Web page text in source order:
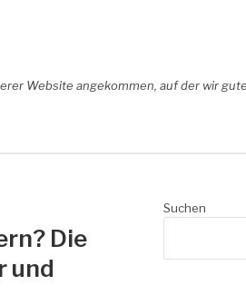
Website angekommen, auf der wir
Die
und
Suchen